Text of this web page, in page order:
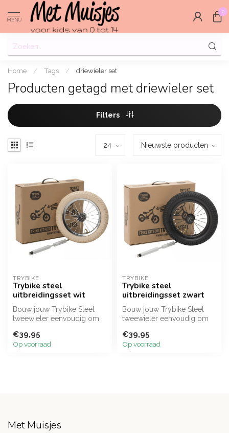
MENU
0
Home / Tags / driewieler set
Producten getagd met driewieler set
Filters
TRYBIKE
Trybike steel
uitbreidingsset wit
Bouw jouw Trybike Steel
tweewieler eenvoudig om
met...
€39,95
Op voorraad
TRYBIKE
Trybike steel
uitbreidingsset zwart
Bouw jouw Trybike Steel
tweewieler eenvoudig om
met...
€39,95
Op voorraad
Met Muisjes